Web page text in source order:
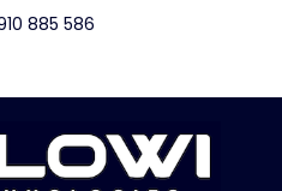
885 586